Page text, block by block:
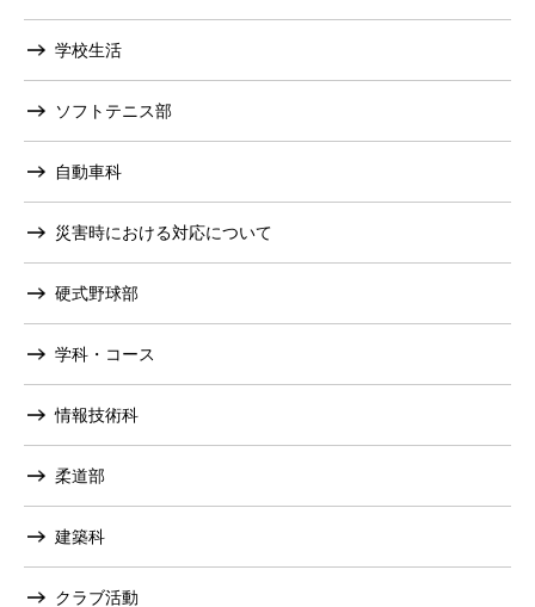
学校生活
ソフトテニス部
自動車科
災害時における対応について
硬式野球部
学科・コース
情報技術科
柔道部
建築科
クラブ活動